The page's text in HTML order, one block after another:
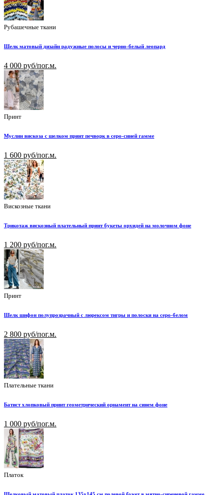
Рубашечные ткани
Шелк матовый дизайн радужные полосы и черно-белый леопард
4 000 руб/пог.м.
Принт
Муслин вискоза с шелком принт печворк в серо-синей гамме
1 600 руб/пог.м.
Вискозные ткани
Трикотаж вискозный плательный принт букеты орхидей на молочном фоне
1 200 руб/пог.м.
Принт
Шелк шифон полупрозрачный с люрексом тигры и полоски на серо-белом
2 800 руб/пог.м.
Плательные ткани
Батист хлопковый принт геометрический орнамент на синем фоне
1 000 руб/пог.м.
Платок